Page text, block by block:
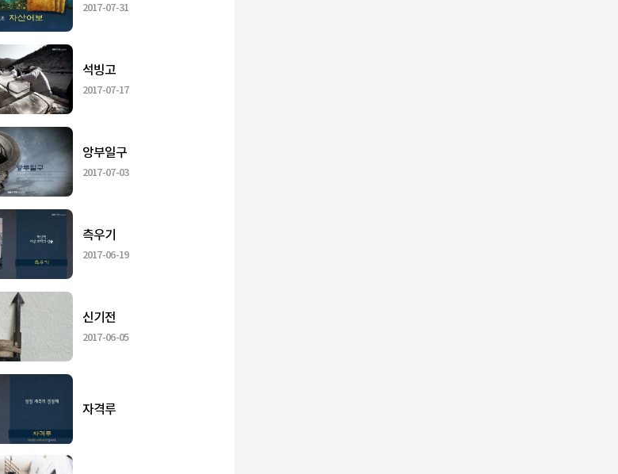
2017-07-31
석빙고
2017-07-17
앙부일구
2017-07-03
측우기
2017-06-19
신기전
2017-06-05
자격루